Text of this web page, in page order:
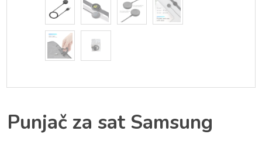
Punjač za sat Samsung